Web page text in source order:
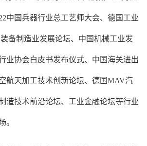
中国兵器行业总工艺师大会、德国工业
备制造业发展论坛、中国机械工业发
业协会白皮书发布仪式、中国海关进出
航天加工技术创新论坛、德国MAV汽
造技术前沿论坛、工业金融论坛等行业
。